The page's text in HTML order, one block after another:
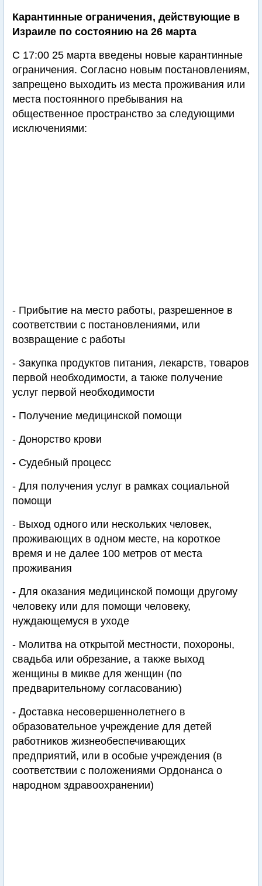
Карантинные ограничения, действующие в
Израиле по состоянию на 26 марта
С 17:00 25 марта введены новые карантинные
ограничения. Согласно новым постановлениям,
запрещено выходить из места проживания или
места постоянного пребывания на
общественное пространство за следующими
исключениями:
- Прибытие на место работы, разрешенное в
соответствии с постановлениями, или
возвращение с работы
- Закупка продуктов питания, лекарств, товаров
первой необходимости, а также получение
услуг первой необходимости
- Получение медицинской помощи
- Донорство крови
- Судебный процесс
- Для получения услуг в рамках социальной
помощи
- Выход одного или нескольких человек,
проживающих в одном месте, на короткое
время и не далее 100 метров от места
проживания
- Для оказания медицинской помощи другому
человеку или для помощи человеку,
нуждающемуся в уходе
- Молитва на открытой местности, похороны,
свадьба или обрезание, а также выход
женщины в микве для женщин (по
предварительному согласованию)
- Доставка несовершеннолетнего в
образовательное учреждение для детей
работников жизнеобеспечивающих
предприятий, или в особые учреждения (в
соответствии с положениями Ордонанса о
народном здравоохранении)